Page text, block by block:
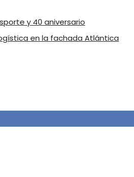
y 40 aniversario
en la fachada Atlántica